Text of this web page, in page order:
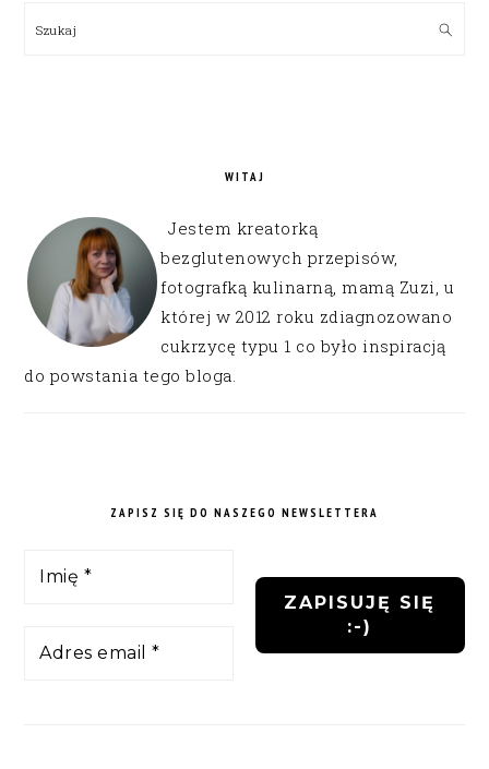
Szukaj
WITAJ
Jestem kreatorką
bezglutenowych przepisów,
fotografką kulinarną, mamą Zuzi, u
której w 2012 roku zdiagnozowano
cukrzycę typu 1 co było inspiracją
do powstania tego bloga.
ZAPISZ SIĘ DO NASZEGO NEWSLETTERA